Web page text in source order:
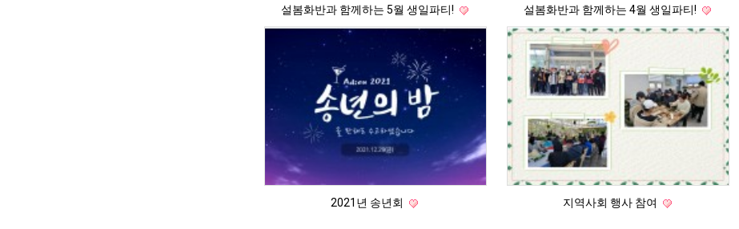
설봄화반과 함께하는 5월 생일파티! 설봄화반과 함께하는 4월 생일파티!
2021년 송년회 지역사회 행사 참여